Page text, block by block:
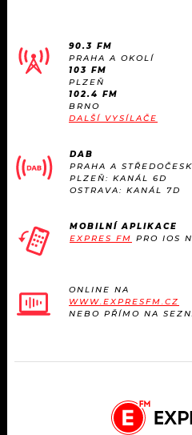
90.3 FM
PRAHA A OKOLÍ
103 FM
PLZEŇ
102.4 FM
BRNO
DALŠÍ VYSÍLAČE
DAB
PRAHA A
PLZEŇ: KANÁL 6D
OSTRAVA: KANÁL 7D
MOBILNÍ APLIKACE
EXPRES FM PRO IOS
ONLINE NA
WWW.EXPRESFM.CZ
NEBO PŘÍMO NA